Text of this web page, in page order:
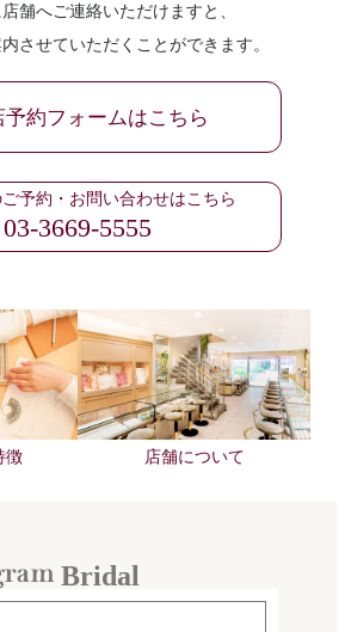
舗へご連絡いただけますと、
させていただくことができます。
予約フォームはこちら
予約・お問い合わせはこちら
03-3669-5555
徴 店舗について
Bridal